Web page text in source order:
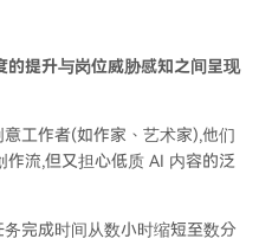
的提升与岗位威胁感知之间呈现
意工作者(如作家、艺术家),他们
作流,但又担心低质 AI 内容的泛
务完成时间从数小时缩短至数分